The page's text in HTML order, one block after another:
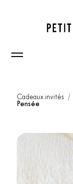
Cadeaux invités
Pensée